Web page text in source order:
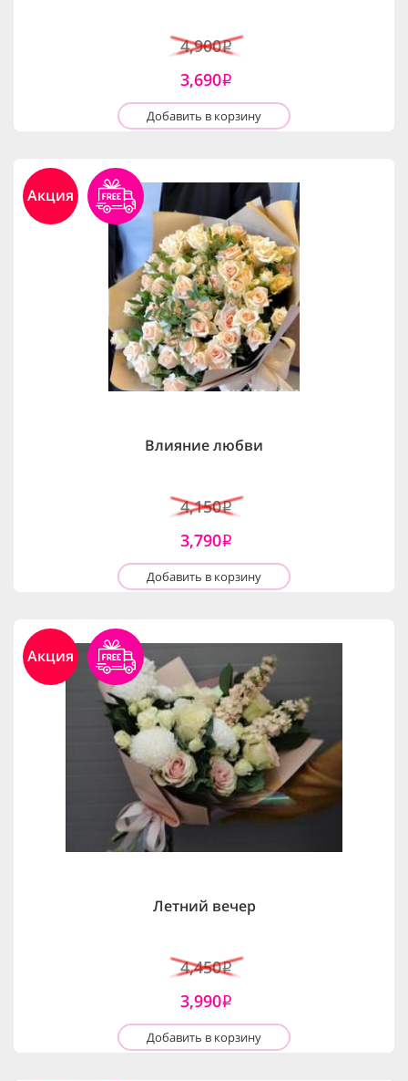
4,900i
3,690i
Добавить в корзину
Акция
Влияние любви
4,150i
3,790i
Добавить в корзину
Акция
Летний вечер
4,450i
3,990i
Добавить в корзину